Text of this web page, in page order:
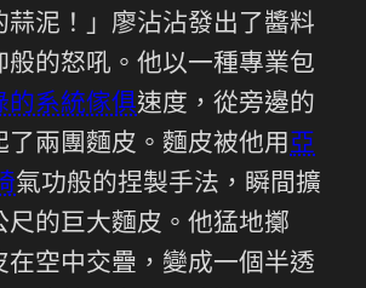
蒜泥！」廖沾沾發出了醬料
般的怒吼。他以一種專業包
的系統傢俱速度，從旁邊的
了兩團麵皮。麵皮被他用亞
氣功般的捏製手法，瞬間擴
尺的巨大麵皮。他猛地擲
在空中交疊，變成一個半透